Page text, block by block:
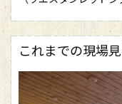
これまでの現場